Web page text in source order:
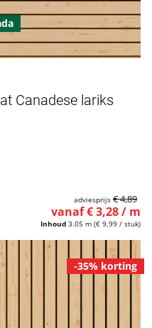
Canadese lariks
Inhoud 3.05 m (€ 9,99 / stuk)
vanaf € 3,28 / m
adviesprijs € 4,89
-35% korting